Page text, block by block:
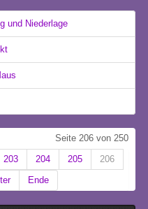
und Niederlage
Seite 206 von 250
203 204 205
206
Ende